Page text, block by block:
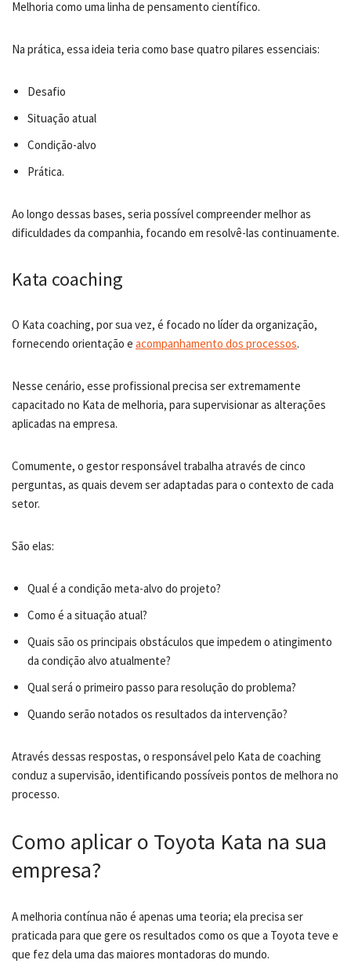
Melhoria como uma linha de pensamento científico.
Na prática, essa ideia teria como base quatro pilares essenciais:
Desafio
Situação atual
Condição-alvo
Prática.
Ao longo dessas bases, seria possível compreender melhor as
dificuldades da companhia, focando em resolvê-las continuamente.
Kata coaching
O Kata coaching, por sua vez, é focado no líder da organização,
fornecendo orientação e acompanhamento dos processos.
Nesse cenário, esse profissional precisa ser extremamente
capacitado no Kata de melhoria, para supervisionar as alterações
aplicadas na empresa.
Comumente, o gestor responsável trabalha através de cinco
perguntas, as quais devem ser adaptadas para o contexto de cada
setor.
São elas:
Qual é a condição meta-alvo do projeto?
Como é a situação atual?
Quais são os principais obstáculos que impedem o atingimento
da condição alvo atualmente?
Qual será o primeiro passo para resolução do problema?
Quando serão notados os resultados da intervenção?
Através dessas respostas, o responsável pelo Kata de coaching
conduz a supervisão, identificando possíveis pontos de melhora no
processo.
Como aplicar o Toyota Kata na sua
empresa?
A melhoria contínua não é apenas uma teoria; ela precisa ser
praticada para que gere os resultados como os que a Toyota teve e
que fez dela uma das maiores montadoras do mundo.